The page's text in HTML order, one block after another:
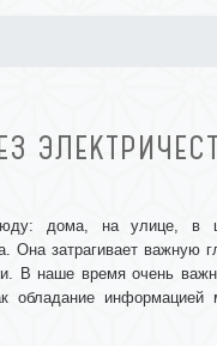
дома, на улице,
Она затрагивает важную
В наше время очень
обладание